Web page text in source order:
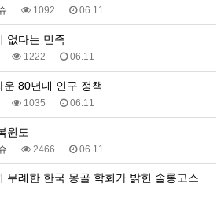
1092 06.11
없다는 민족
1222 06.11
운 80년대 인구 정책
1035 06.11
원도
2466 06.11
무례한 한국 몽골 학회가 밝힌 솔롱고스